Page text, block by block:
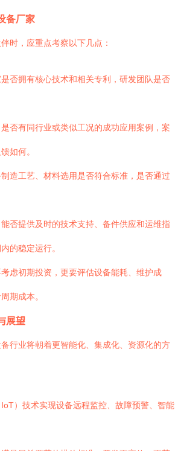
备厂家
时，应重点考察以下几点：
是否拥有核心技术和相关专利，研发团队是否
是否有同行业或类似工况的成功应用案例，案
如何。
制造工艺、材料选用是否符合标准，是否通过
能否提供及时的技术支持、备件供应和运维指
的稳定运行。
考虑初期投资，更要评估设备能耗、维护成
期成本。
展望
行业将朝着更智能化、集成化、资源化的方
）技术实现设备远程监控、故障预警、智能